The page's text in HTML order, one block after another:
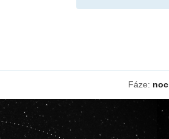
Fáze: noc